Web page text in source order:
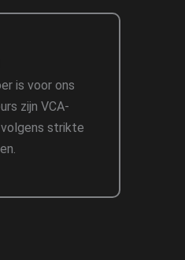
is voor ons
zijn VCA-
strikte